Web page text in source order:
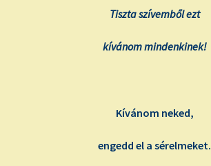
Tiszta szívemből ezt
kívánom mindenkinek!
Kívánom neked,
engedd el a sérelmeket.